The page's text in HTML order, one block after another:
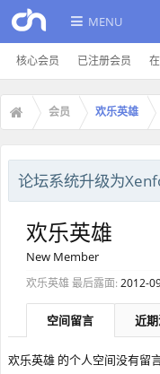
MENU
核心会员 已注册会员
会员 欢乐英雄
论坛系统升级为
欢乐英雄
New Member
欢乐英雄 最后露面: 2012-
空间留言 近
欢乐英雄 的个人空间没有留言